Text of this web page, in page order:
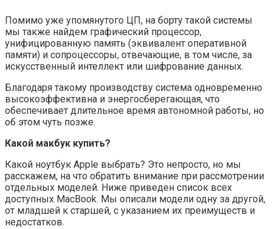
Помимо уже упомянутого ЦП, на борту такой системы
мы также найдем графический процессор,
унифицированную память (эквивалент оперативной
памяти) и сопроцессоры, отвечающие, в том числе, за
искусственный интеллект или шифрование данных.
Благодаря такому производству система одновременно
высокоэффективна и энергосберегающая, что
обеспечивает длительное время автономной работы, но
об этом чуть позже.
Какой макбук купить?
Какой ноутбук Apple выбрать? Это непросто, но мы
расскажем, на что обратить внимание при рассмотрении
отдельных моделей. Ниже приведен список всех
доступных MacBook. Мы описали модели одну за другой,
от младшей к старшей, с указанием их преимуществ и
недостатков.